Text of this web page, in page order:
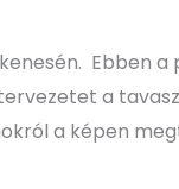
Ebben
a
a képen